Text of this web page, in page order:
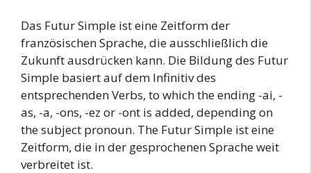
Das Futur Simple ist eine Zeitform der
französischen Sprache, die ausschließlich die
Zukunft ausdrücken kann. Die Bildung des Futur
Simple basiert auf dem Infinitiv des
entsprechenden Verbs, to which the ending -ai, -
as, -a, -ons, -ez or -ont is added, depending on
the subject pronoun. The Futur Simple ist eine
Zeitform, die in der gesprochenen Sprache weit
verbreitet ist.